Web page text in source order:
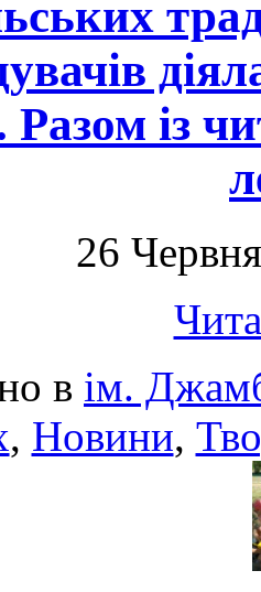
Разом із
26
в ім.
, Новини,